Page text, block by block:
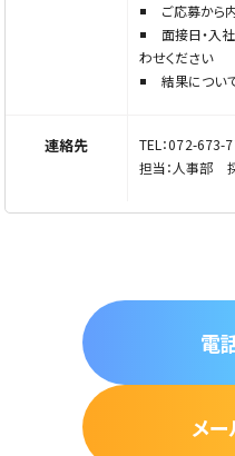
ご応募から
面接日・入
わせください
結果につい
連絡先
TEL：072-673-
担当：人事部
電
メ